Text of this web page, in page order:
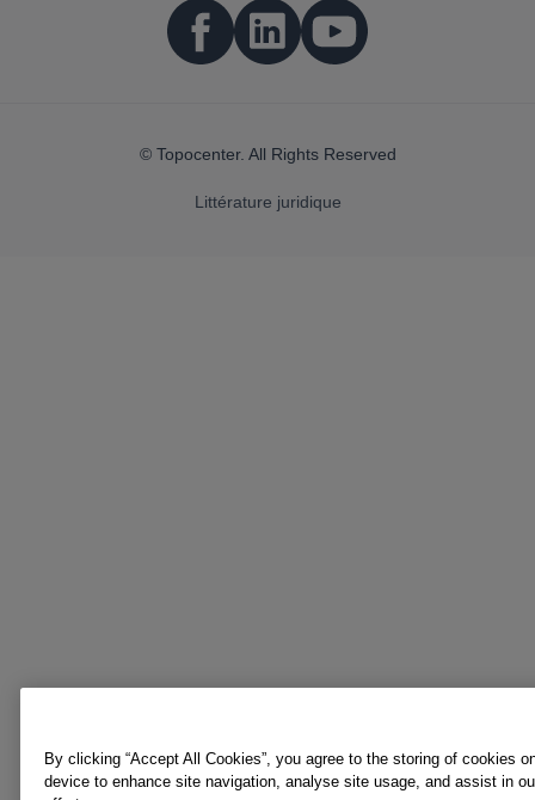
© Topocenter. All Rights Reserved
Littérature juridique
device to enhance site navigation, analyse site usage, and assist in
efforts.